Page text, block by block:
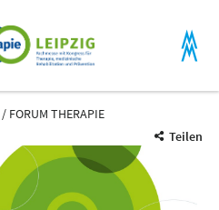
FORUM THERAPIE
Teilen